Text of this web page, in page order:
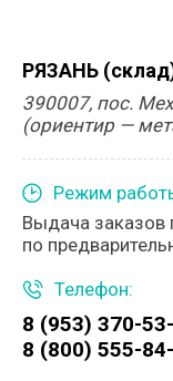
РЯЗАНЬ
390007, пос.
(ориентир —
Режим
Выдача заказов
по
Телефон:
8 (953) 370-
8 (800) 555-